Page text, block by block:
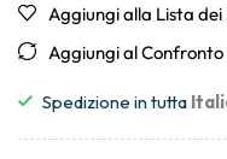
Aggiungi alla Lista dei
Aggiungi al Confronto
Spedizione in tutta